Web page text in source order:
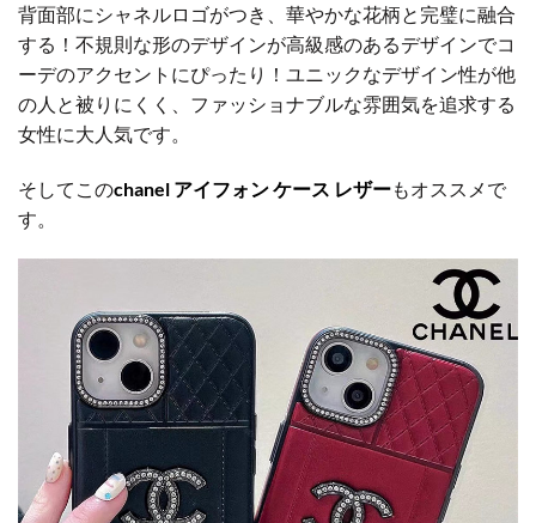
背面部にシャネルロゴがつき、華やかな花柄と完璧に融合
する！不規則な形のデザインが高級感のあるデザインでコ
ーデのアクセントにぴったり！ユニックなデザイン性が他
の人と被りにくく、ファッショナブルな雰囲気を追求する
女性に大人気です。
そしてこのchanel アイフォン ケース レザーもオススメで
す。